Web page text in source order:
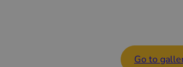
Go to